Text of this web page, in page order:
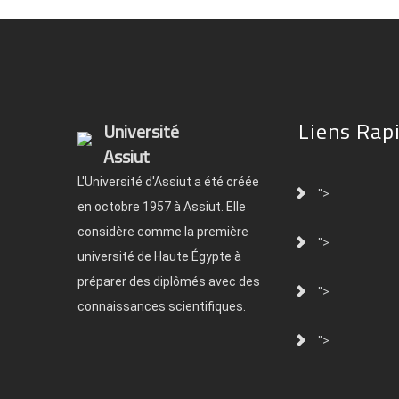
Université
Assiut
L'Université d'Assiut a été créée
en octobre 1957 à Assiut. Elle
considère comme la première
université de Haute Égypte à
préparer des diplômés avec des
connaissances scientifiques.
Liens
">
">
">
">